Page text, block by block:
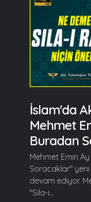
İslam'da
Mehmet
Buradan
Mehmet Emin
Soracaklar" yeni
devam ediyor.
"Sıla-i...